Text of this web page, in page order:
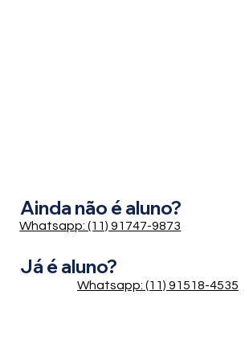
Ainda não é aluno?
Já é aluno?
Whatsapp: (11) 91747-9873
Whatsapp: (11) 91518-4535